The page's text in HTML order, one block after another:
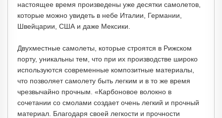
настоящее время произведены уже десятки самолетов,
которые можно увидеть в небе Италии, Германии,
Швейцарии, США и даже Мексики.
Двухместные самолеты, которые строятся в Рижском
порту, уникальны тем, что при их производстве широко
используются современные композитные материалы,
что позволяет самолету быть легким и в то же время
чрезвычайно прочным. «Карбоновое волокно в
сочетании со смолами создает очень легкий и прочный
материал. Благодаря своей легкости и прочности